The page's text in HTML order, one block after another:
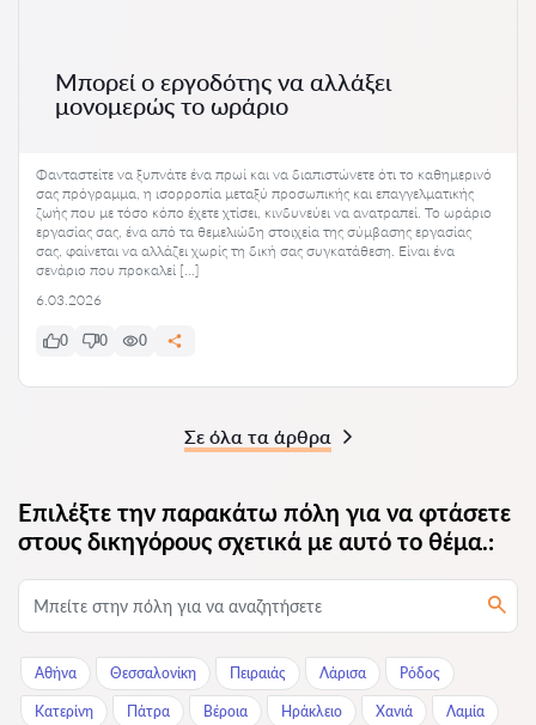
Μπορεί ο εργοδότης να αλλάξει
μονομερώς το ωράριο
Φανταστείτε να ξυπνάτε ένα πρωί και να διαπιστώνετε ότι το καθημερινό
σας πρόγραμμα, η ισορροπία μεταξύ προσωπικής και επαγγελματικής
ζωής που με τόσο κόπο έχετε χτίσει, κινδυνεύει να ανατραπεί. Το ωράριο
εργασίας σας, ένα από τα θεμελιώδη στοιχεία της σύμβασης εργασίας
σας, φαίνεται να αλλάζει χωρίς τη δική σας συγκατάθεση. Είναι ένα
σενάριο που προκαλεί […]
6.03.2026
0 0 0
Σε όλα τα άρθρα
Επιλέξτε την παρακάτω πόλη για να φτάσετε
στους δικηγόρους σχετικά με αυτό το θέμα.:
Αθήνα Θεσσαλονίκη Πειραιάς Λάρισα Ρόδος
Κατερίνη Πάτρα Βέροια Ηράκλειο Χανιά Λαμία